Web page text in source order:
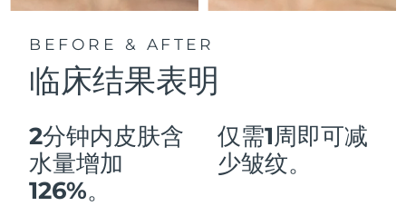
BEFORE & AFTER
临床结果表明
2分钟内皮肤含
水量增加
126%。
仅需1周即可减
少皱纹。
关于我们
卢森堡 预计送达日期8/9/26
中国澳门特别行政区